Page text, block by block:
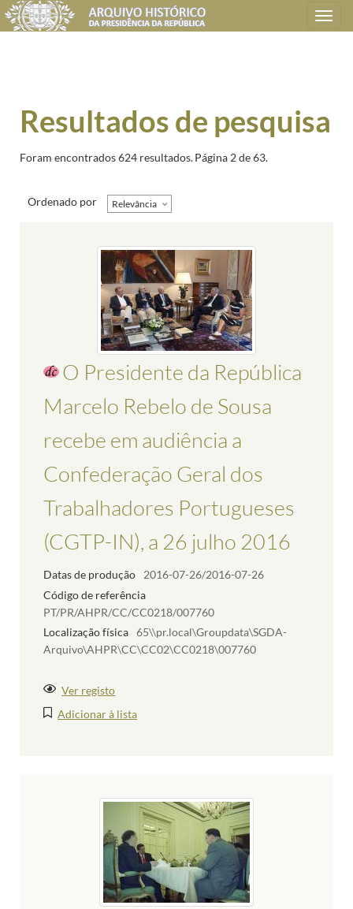
Toggle
navigation
Resultados de pesquisa
Foram encontrados 624 resultados.Página 2 de 63.
Ordenado por Relevância
O Presidente da República
Marcelo Rebelo de Sousa
recebe em audiência a
Confederação Geral dos
Trabalhadores Portugueses
(CGTP-IN), a 26 julho 2016
Datas de produção
2016-07-26/2016-07-26
Código de referência
PT/PR/AHPR/CC/CC0218/007760
Localização física 65\\pr.local\Groupdata\SGDA-
Arquivo\AHPR\CC\CC02\CC0218\007760
Ver registo
Adicionar à lista